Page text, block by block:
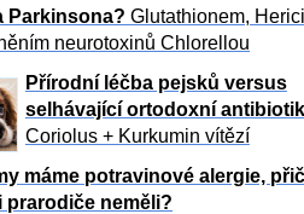
Parkinsona? Glutathionem,
neurotoxinů Chlorellou
Přírodní léčba pejsků versus
selhávající ortodoxní
Coriolus + Kurkumin vítězí
máme potravinové alergie,
prarodiče neměli?